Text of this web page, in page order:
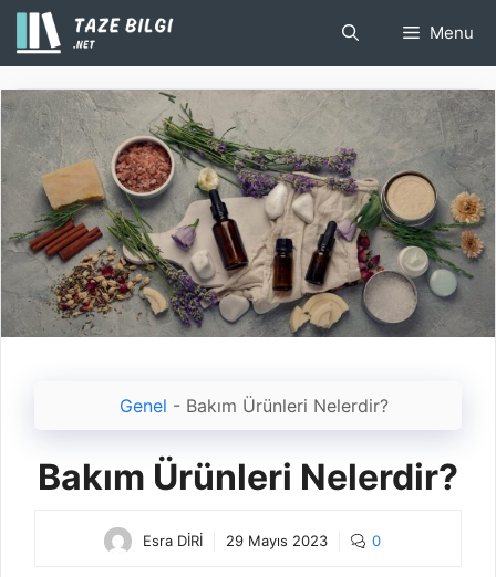
İçeriğe
atla
Menu
Genel - Bakım Ürünleri Nelerdir?
Bakım Ürünleri Nelerdir?
Esra DİRİ 29 Mayıs 2023 0